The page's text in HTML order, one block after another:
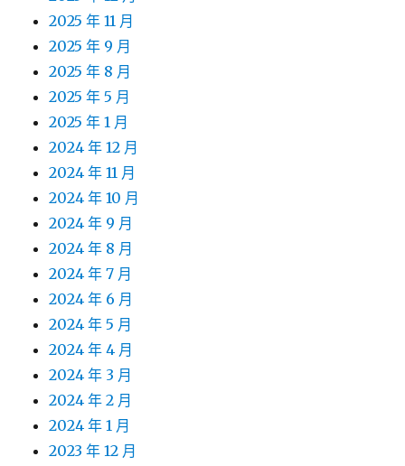
2025 年 11 月
2025 年 9 月
2025 年 8 月
2025 年 5 月
2025 年 1 月
2024 年 12 月
2024 年 11 月
2024 年 10 月
2024 年 9 月
2024 年 8 月
2024 年 7 月
2024 年 6 月
2024 年 5 月
2024 年 4 月
2024 年 3 月
2024 年 2 月
2024 年 1 月
2023 年 12 月